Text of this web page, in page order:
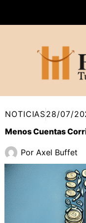
NOTICIAS28/07/
Menos Cuentas
Por Axel Buffet